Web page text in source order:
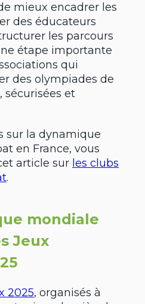
mieux encadrer les
des éducateurs
les parcours
étape importante
qui
des olympiades de
et
sur la dynamique
en France, vous
article sur les clubs
.
mondiale
Jeux
2025, organisés à